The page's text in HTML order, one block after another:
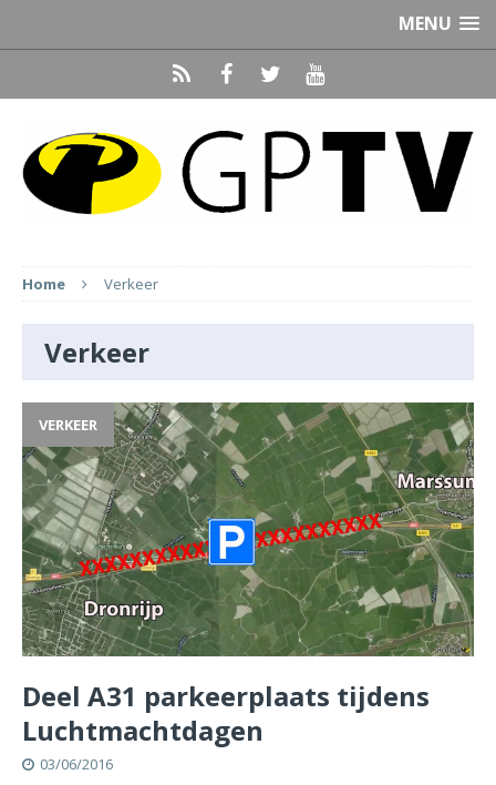
MENU
Home Verkeer
Verkeer
VERKEER
Deel A31 parkeerplaats tijdens
Luchtmachtdagen
03/06/2016